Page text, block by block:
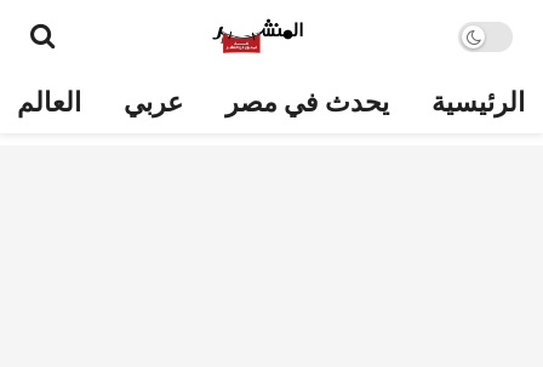
الرئيسية يحدث في مصر عربي العالم